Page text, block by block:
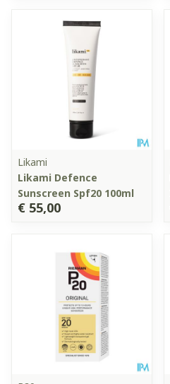
Likami
Likami Defence
Sunscreen Spf20 100ml
€ 55,00